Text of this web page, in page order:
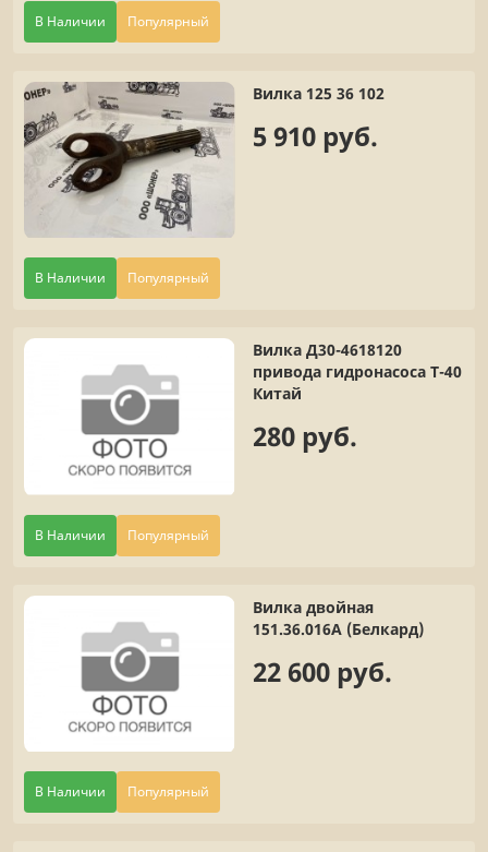
В Наличии Популярный
В Наличии Популярный
Вилка 125 36 102
5 910 руб.
В Наличии Популярный
Вилка Д30-4618120
привода гидронасоса Т-40
Китай
280 руб.
В Наличии Популярный
Вилка двойная
151.36.016А (Белкард)
22 600 руб.